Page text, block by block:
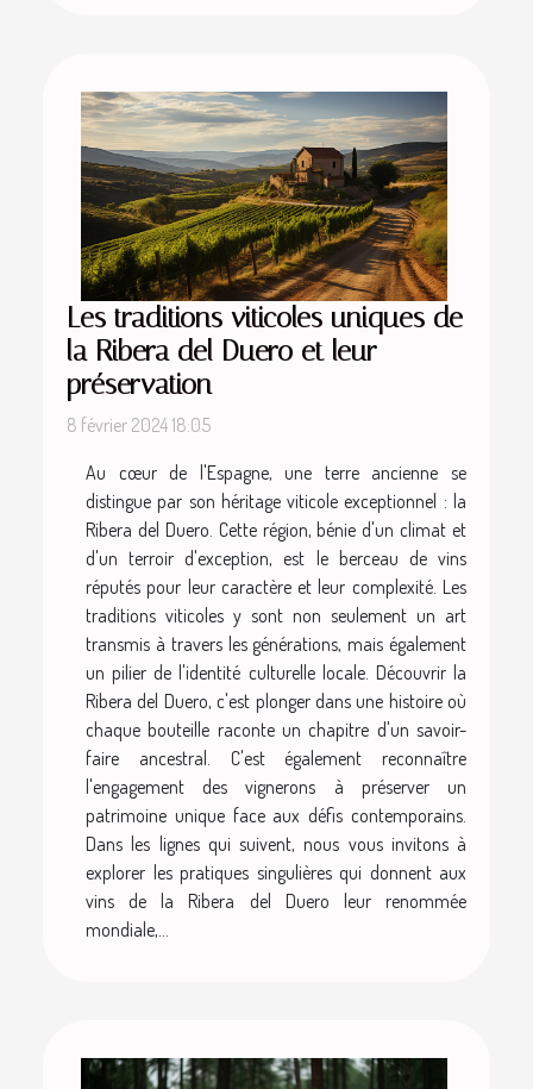
Les traditions viticoles uniques de
la Ribera del Duero et leur
préservation
8 février 2024 18:05
Au cœur de l'Espagne, une terre ancienne se
distingue par son héritage viticole exceptionnel : la
Ribera del Duero. Cette région, bénie d'un climat et
d'un terroir d'exception, est le berceau de vins
réputés pour leur caractère et leur complexité. Les
traditions viticoles y sont non seulement un art
transmis à travers les générations, mais également
un pilier de l'identité culturelle locale. Découvrir la
Ribera del Duero, c'est plonger dans une histoire où
chaque bouteille raconte un chapitre d'un savoir-
faire ancestral. C'est également reconnaître
l'engagement des vignerons à préserver un
patrimoine unique face aux défis contemporains.
Dans les lignes qui suivent, nous vous invitons à
explorer les pratiques singulières qui donnent aux
vins de la Ribera del Duero leur renommée
mondiale,...